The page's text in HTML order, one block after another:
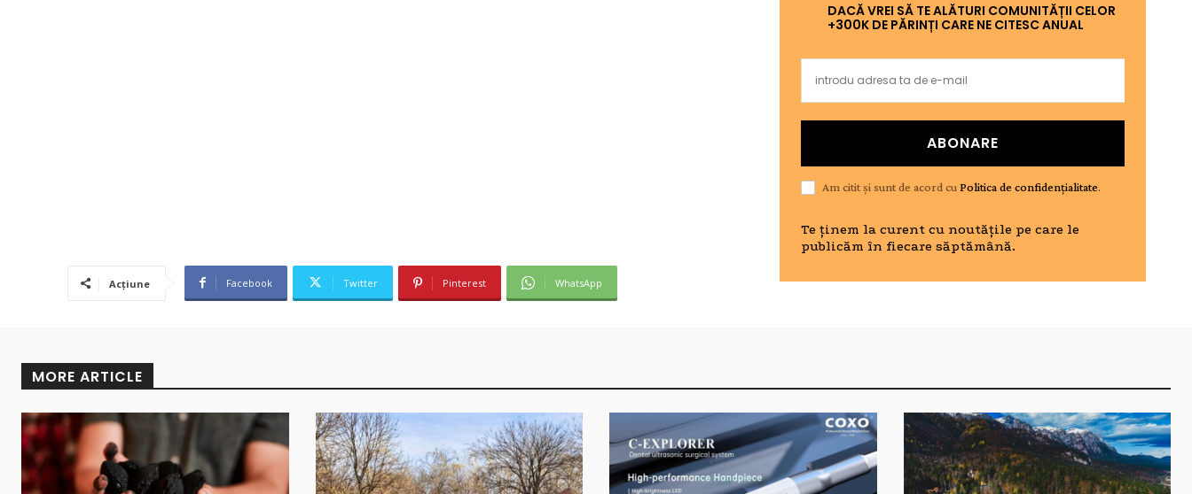
Acțiune Facebook Twitter Pinterest WhatsApp
DACĂ VREI SĂ TE ALĂTURI COMUNITĂȚII CELOR
+300K DE PĂRINȚI CARE NE CITESC ANUAL
ABONARE
Am citit și sunt de acord cuPolitica de confidențialitate.
Te ținem la curent cu noutățile pe care le
publicăm în fiecare săptămână.
MORE ARTICLE